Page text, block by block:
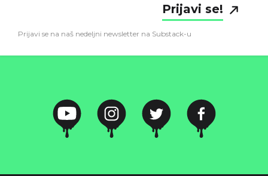
Prijavi se!
Prijavi se na naš nedeljni newsletter na Substack-u